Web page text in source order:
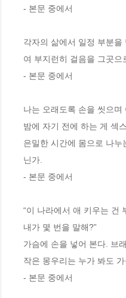
- 본문 중에서
각자의 삶에서 일정 부분
여 부지런히 걸음을 그곳
- 본문 중에서
나는 오래도록 손을 씻으며
밤에 자기 전에 하는 게 섹
은밀한 시간에 몸으로 나
닌가.
- 본문 중에서
“이 나라에서 애 키우는 건
내가 몇 번을 말해?”
가슴에 손을 넣어 본다. 브
작은 몽우리는 누가 봐도
- 본문 중에서